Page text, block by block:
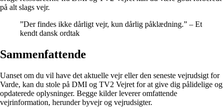
på alt slags vejr.
”Der findes ikke dårligt vejr, kun dårlig påklædning.” – Et
kendt dansk ordtak
Sammenfattende
Uanset om du vil have det aktuelle vejr eller den seneste vejrudsigt for
Varde, kan du stole på DMI og TV2 Vejret for at give dig pålidelige og
opdaterede oplysninger. Begge kilder leverer omfattende
vejrinformation, herunder byvejr og vejrudsigter.